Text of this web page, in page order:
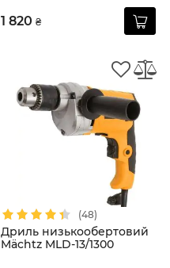
1 820 ₴
(48)
Дриль низькообертовий
Mächtz MLD-13/1300